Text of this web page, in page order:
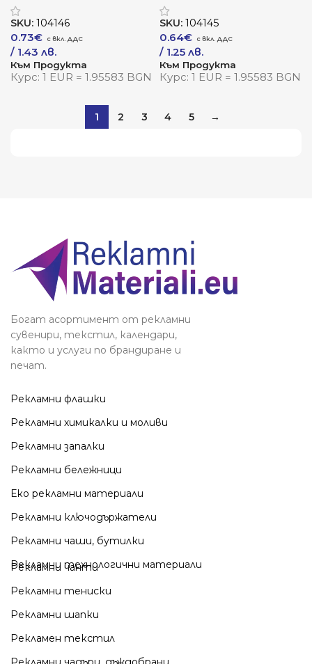
устойчивост в
елегантна линия
SKU: 104146
0.73€
/ 1.43 лв.
Към Продукта
Курс: 1 EUR = 1.95583 BGN
движение, стил и
индивидуалност
SKU: 104145
0.64€
/ 1.25 лв.
Към Продукта
Курс: 1 EUR = 1.95583 BGN
1 2 3 4 5 →
Богат асортимент от рекламни
сувенири, текстил, календари,
както и услуги по брандиране и
печат.
Рекламни флашки
Рекламни химикалки и моливи
Рекламни запалки
Рекламни бележници
Еко рекламни материали
Рекламни ключодържатели
Рекламни чаши, бутилки
Рекламни технологични материали
Рекламни чанти
Рекламни тениски
Рекламни шапки
Рекламен текстил